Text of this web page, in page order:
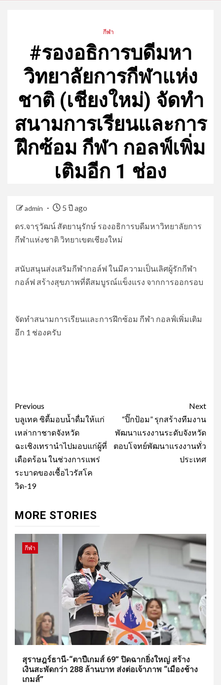
กีฬา
#รอง​อธิการบดี​มหา​
วิทยาลัย​การกีฬา​แห่ง
ชาติ​ (เชียงใหม่) จัดทำ
สนามการเรียนและการ
ฝึกซ้อม กีฬา กอลฟ์เพิ่ม
เติมอีก 1 ช่อง
admin
5 ปี ago
ดร.จารุ​วัฒน์​ สัตยา​นุ​รักษ์​ รอง​อธิการบดี​มหา​วิทยาลัย​การ
กีฬา​แห่งชาติ​ วิทยาเขต​เชียงใหม่​
สนับสนุนส่งเสริมกีฬากอล์ฟ ในมีความเป็นเลิศผู้รักกีฬา
กอล์ฟ สร้างสุขภาพที่ดีสมบูรณ์แข็งแรง จากการออกรอบ
จัดทำสนามการเรียนและการฝึกซ้อม กีฬา กอลฟ์เพิ่มเติม
อีก 1 ช่องครับ
Post
navigation
Previous
บลูเทค ซิตี้มอบน้ำดื่มให้แก่
เหล่ากาชาดจังหวัด
ฉะเชิงเทรานำไปมอบแก่ผู้ที่
เดือดร้อน ในช่วงการแพร่
ระบาดของเชื้อไวรัสโค
วิด-19
Next
“ปิ๊กป้อม” รุกสร้างทีมงาน
พัฒนาแรงงานระดับจังหวัด
ตอบโจทย์พัฒนาแรงงานทั่ว
ประเทศ
MORE STORIES
กีฬา
สุราษฎร์ธานี-“ตาปีเกมส์ 69” ปิดฉากยิ่งใหญ่ สร้าง
เงินสะพัดกว่า 288 ล้านบาท ส่งต่อเจ้าภาพ “เมืองช้าง
เกมส์”